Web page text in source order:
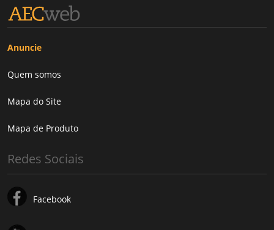
Anuncie
Quem somos
Mapa do Site
Mapa de Produto
Redes Sociais
Facebook